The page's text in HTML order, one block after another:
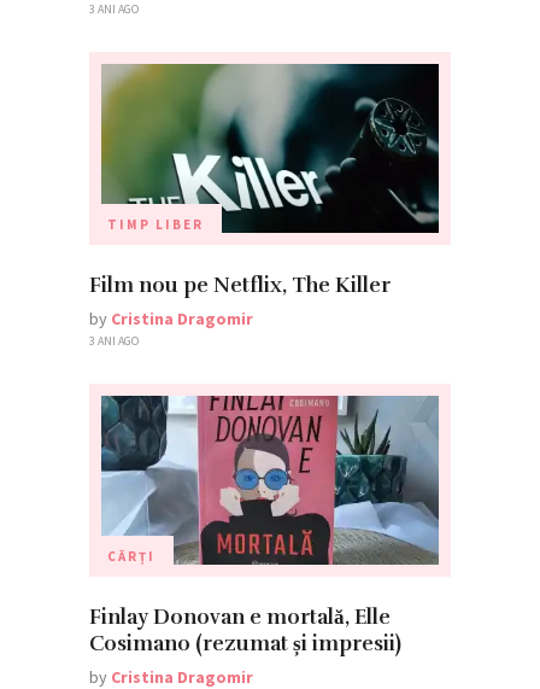
3 ANI AGO
TIMP LIBER
Film nou pe Netflix, The Killer
by Cristina Dragomir
3 ANI AGO
CĂRȚI
Finlay Donovan e mortală, Elle
Cosimano (rezumat și impresii)
by Cristina Dragomir